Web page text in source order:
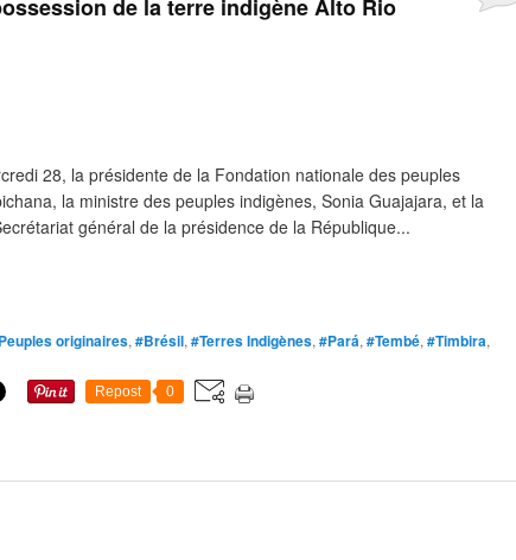
de la terre indigène Alto Rio
28, la présidente de la Fondation nationale des peuples
la ministre des peuples indigènes, Sonia Guajajara, et la
général de la présidence de la République...
originaires, #Brésil, #Terres Indigènes, #Pará, #Tembé, #Timbira,
Repost 0